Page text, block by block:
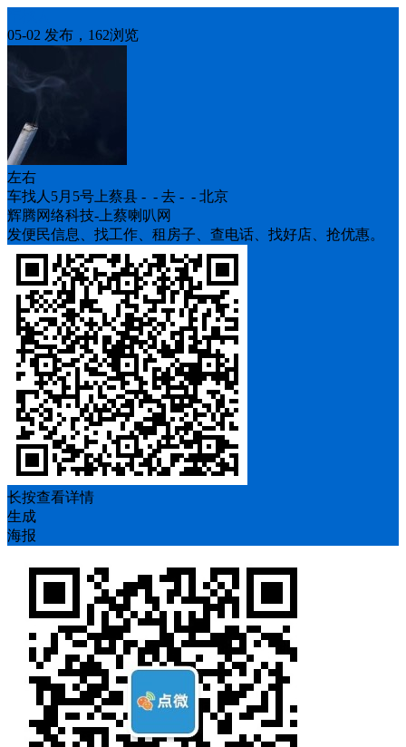
05-02 发布，162浏览
左右
车找人5月5号上蔡县 - - 去 - - 北京
辉腾网络科技-上蔡喇叭网
发便民信息、找工作、租房子、查电话、找好店、抢优惠。
长按查看详情
生成
海报